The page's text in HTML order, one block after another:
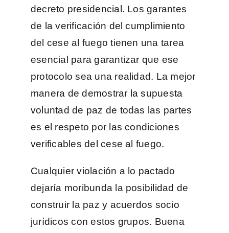
decreto presidencial. Los garantes
de la verificación del cumplimiento
del cese al fuego tienen una tarea
esencial para garantizar que ese
protocolo sea una realidad. La mejor
manera de demostrar la supuesta
voluntad de paz de todas las partes
es el respeto por las condiciones
verificables del cese al fuego.
Cualquier violación a lo pactado
dejaría moribunda la posibilidad de
construir la paz y acuerdos socio
jurídicos con estos grupos. Buena